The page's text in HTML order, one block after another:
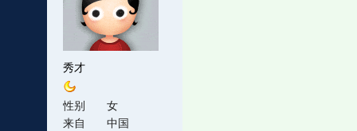
秀才
性别
女
来自
中国